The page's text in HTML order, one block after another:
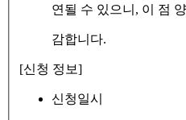
연될 수 있으니, 이 점
감합니다.
[신청 정보]
신청일시